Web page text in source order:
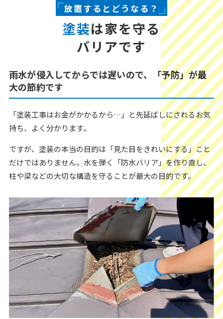
放置するとどうなる？
塗装は家を守る
バリアです
雨水が侵入してからでは遅いので、「予防」が最
大の節約です
「塗装工事はお金がかかるから…」と先延ばしにされるお気
持ち、よく分かります。
ですが、塗装の本当の目的は「見た目をきれいにする」こと
だけではありません。水を弾く「防水バリア」を作り直し、
柱や梁などの大切な構造を守ることが最大の目的です。